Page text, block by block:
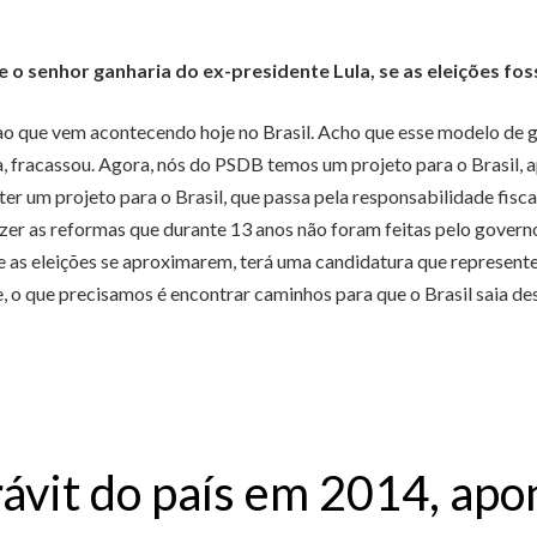
o senhor ganharia do ex-presidente Lula, se as eleições
que vem acontecendo hoje no Brasil. Acho que esse modelo
Agora, nós do PSDB temos um projeto para o Brasil,
um projeto para o Brasil, que passa pela responsabilidade
as reformas que durante 13 anos não foram feitas pelo
eleições se aproximarem, terá uma candidatura que
que precisamos é encontrar caminhos para que o Brasil saia
do país em 2014,